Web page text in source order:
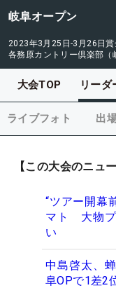
岐阜オープン
2023年3月25日-3月26日賞
各務原カントリー倶楽部（
大会TOP リーダ
ライブフォト 出
【この大会のニュー
“ツアー開幕
マト 大物プ
い
中島啓太、
阜OPで1差2